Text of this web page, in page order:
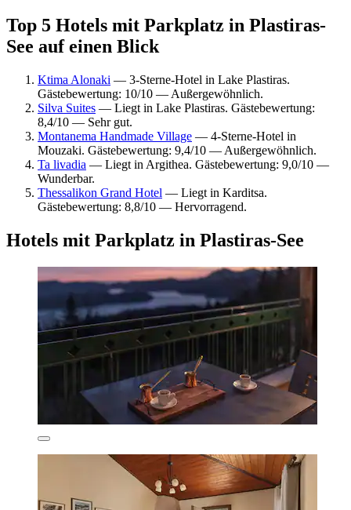
Top 5 Hotels mit Parkplatz in Plastiras-
See auf einen Blick
Ktima Alonaki — 3-Sterne-Hotel in Lake Plastiras.
Gästebewertung: 10/10 — Außergewöhnlich.
Silva Suites — Liegt in Lake Plastiras. Gästebewertung:
8,4/10 — Sehr gut.
Montanema Handmade Village — 4-Sterne-Hotel in
Mouzaki. Gästebewertung: 9,4/10 — Außergewöhnlich.
Ta livadia — Liegt in Argithea. Gästebewertung: 9,0/10 —
Wunderbar.
Thessalikon Grand Hotel — Liegt in Karditsa.
Gästebewertung: 8,8/10 — Hervorragend.
Hotels mit Parkplatz in Plastiras-See